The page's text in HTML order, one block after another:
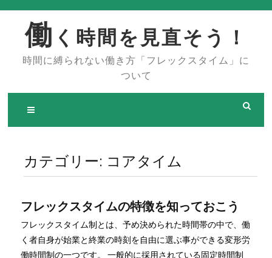
content働 く時間を見直そう！
時間に縛られない働き方「フレックスタイム」に
ついて
カテゴリー: コアタイム
フレックスタイムの特徴を知っておこう
フレックスタイム制とは、予め決められた時間帯の中で、働
く者自身が始業と終業の時刻を自由に選ぶ事ができる変形労
働時間制の一つです。 一般的に採用されている固定時間制